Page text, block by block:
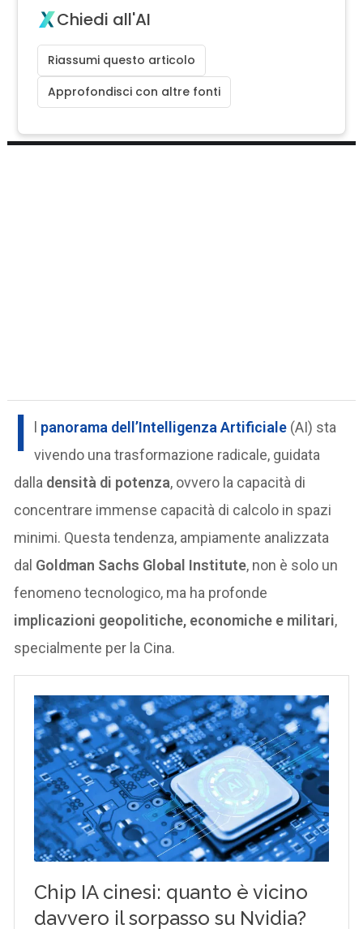
Chiedi all'AI
Riassumi questo articolo
Approfondisci con altre fonti
I l panorama dell’Intelligenza Artificiale (AI) sta
vivendo una trasformazione radicale, guidata
dalla densità di potenza, ovvero la capacità di
concentrare immense capacità di calcolo in spazi
minimi. Questa tendenza, ampiamente analizzata
dal Goldman Sachs Global Institute, non è solo un
fenomeno tecnologico, ma ha profonde
implicazioni geopolitiche, economiche e militari,
specialmente per la Cina.